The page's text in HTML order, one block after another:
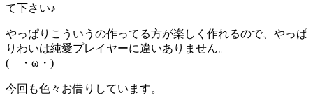
て下さい♪
やっぱりこういうの作ってる方が楽しく作れるので、やっぱ
りわいは純愛プレイヤーに違いありません。
( ・ω・)
今回も色々お借りしています。